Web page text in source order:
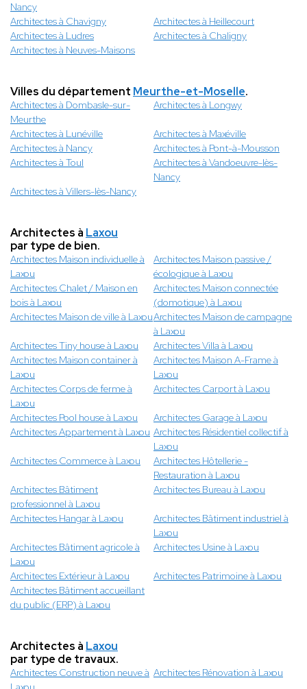
Nancy
Architectes à Chavigny
Architectes à Heillecourt
Architectes à Ludres
Architectes à Chaligny
Architectes à Neuves-Maisons
Villes du département Meurthe-et-Moselle.
Architectes à Dombasle-sur-
Meurthe
Architectes à Longwy
Architectes à Lunéville
Architectes à Maxéville
Architectes à Nancy
Architectes à Pont-à-Mousson
Architectes à Toul
Architectes à Vandoeuvre-lès-
Nancy
Architectes à Villers-lès-Nancy
Architectes à Laxou
par type de bien.
Architectes Maison individuelle à
Laxou
Architectes Maison passive /
écologique à Laxou
Architectes Chalet / Maison en
bois à Laxou
Architectes Maison connectée
(domotique) à Laxou
Architectes Maison de ville à LaxouArchitectes Maison de campagne
à Laxou
Architectes Tiny house à Laxou
Architectes Villa à Laxou
Architectes Maison container à
Laxou
Architectes Maison A-Frame à
Laxou
Architectes Corps de ferme à
Laxou
Architectes Carport à Laxou
Architectes Pool house à Laxou
Architectes Garage à Laxou
Architectes Appartement à Laxou Architectes Résidentiel collectif à
Laxou
Architectes Commerce à Laxou
Architectes Hôtellerie -
Restauration à Laxou
Architectes Bâtiment
professionnel à Laxou
Architectes Bureau à Laxou
Architectes Hangar à Laxou
Architectes Bâtiment industriel à
Laxou
Architectes Bâtiment agricole à
Laxou
Architectes Usine à Laxou
Architectes Extérieur à Laxou
Architectes Patrimoine à Laxou
Architectes Bâtiment accueillant
du public (ERP) à Laxou
Architectes à Laxou
par type de travaux.
Architectes Construction neuve à Architectes Rénovation à Laxou